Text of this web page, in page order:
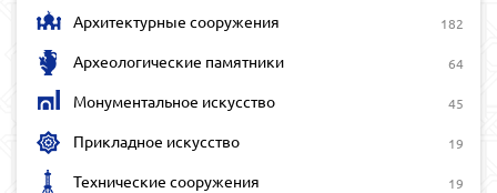
Архитектурные сооружения 182
Археологические памятники 64
Монументальное искусство 45
Прикладное искусство 19
Технические сооружения 19